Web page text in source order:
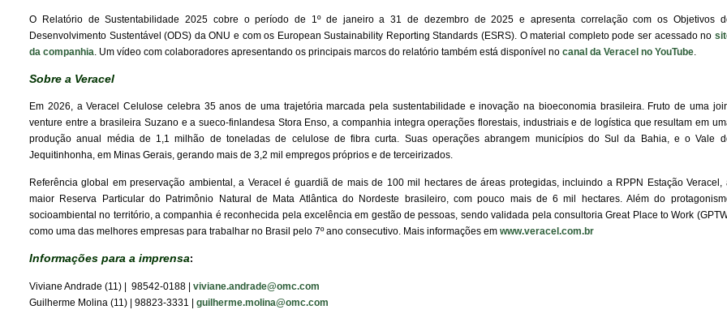
O Relatório de Sustentabilidade 2025 cobre o período de 1º de janeiro a 31 de dezembro de 2025 e apresenta correlação com os Objetivos
Desenvolvimento Sustentável (ODS) da ONU e com os European Sustainability Reporting Standards (ESRS). O material completo pode ser acessado no
da companhia. Um vídeo com colaboradores apresentando os principais marcos do relatório também está disponível no canal da Veracel no YouTube.
Sobre a Veracel
Em 2026, a Veracel Celulose celebra 35 anos de uma trajetória marcada pela sustentabilidade e inovação na bioeconomia brasileira. Fruto de uma
venture entre a brasileira Suzano e a sueco-finlandesa Stora Enso, a companhia integra operações florestais, industriais e de logística que resultam em
produção anual média de 1,1 milhão de toneladas de celulose de fibra curta. Suas operações abrangem municípios do Sul da Bahia, e o Vale
Jequitinhonha, em Minas Gerais, gerando mais de 3,2 mil empregos próprios e de terceirizados.
Referência global em preservação ambiental, a Veracel é guardiã de mais de 100 mil hectares de áreas protegidas, incluindo a RPPN Estação Veracel,
maior Reserva Particular do Patrimônio Natural de Mata Atlântica do Nordeste brasileiro, com pouco mais de 6 mil hectares. Além do
socioambiental no território, a companhia é reconhecida pela excelência em gestão de pessoas, sendo validada pela consultoria Great Place to Work
como uma das melhores empresas para trabalhar no Brasil pelo 7º ano consecutivo. Mais informações em www.veracel.com.br
Informações para a imprensa:
Viviane Andrade (11) | 98542-0188 | viviane.andrade@omc.com
Guilherme Molina (11) | 98823-3331 | guilherme.molina@omc.com